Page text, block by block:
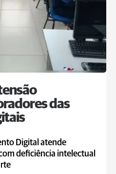
das
Digital atende
deficiência intelectual